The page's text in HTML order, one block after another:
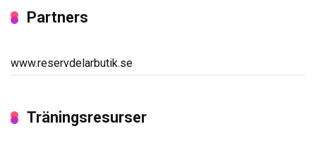
Partners
www.reservdelarbutik.se
Träningsresurser